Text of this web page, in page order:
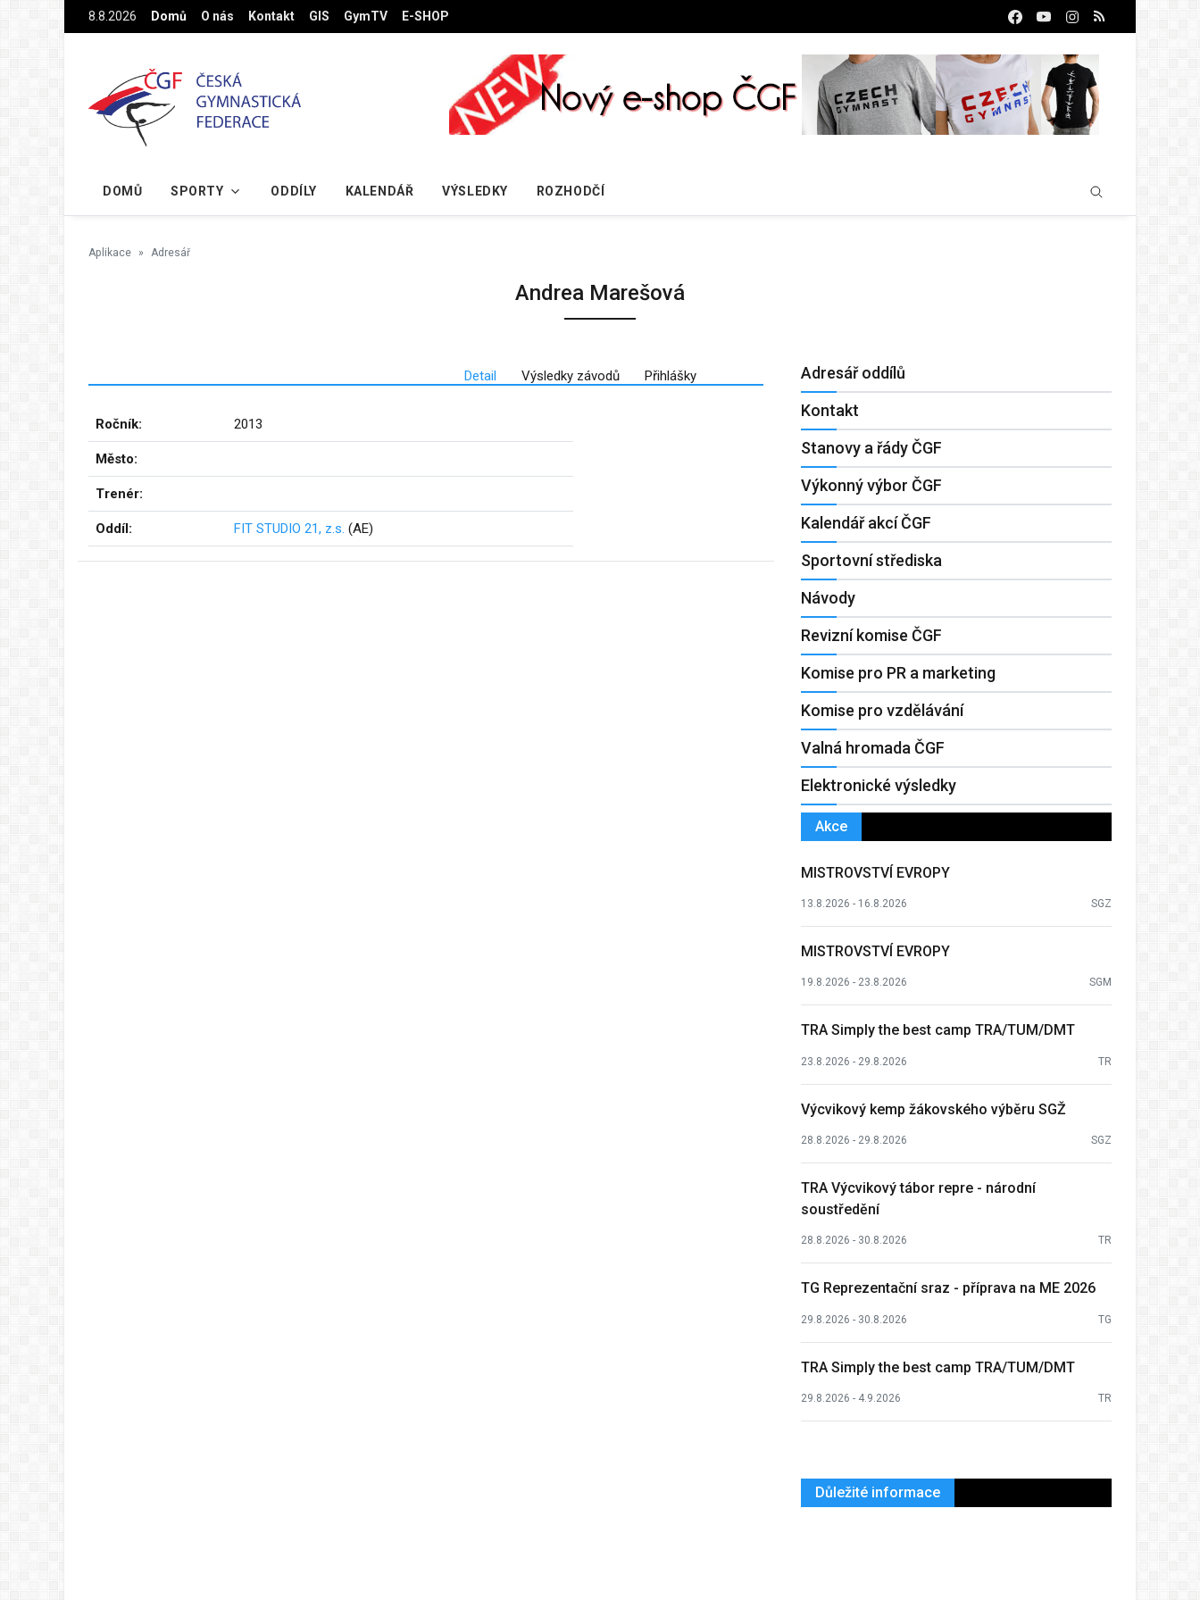
Na hlavní obsah8.8.2026 Domů O nás Kontakt GIS GymTV E-SHOP
DOMŮ SPORTY ODDÍLY KALENDÁŘ VÝSLEDKY ROZHODČÍ
Aplikace Adresář
Andrea Marešová
Detail Výsledky závodů Přihlášky
Ročník: 2013
Město:
Trenér:
Oddíl: FIT STUDIO 21, z.s. (AE)
Adresář oddílů
Kontakt
Stanovy a řády ČGF
Výkonný výbor ČGF
Kalendář akcí ČGF
Sportovní střediska
Návody
Revizní komise ČGF
Komise pro PR a marketing
Komise pro vzdělávání
Valná hromada ČGF
Elektronické výsledky
Akce
MISTROVSTVÍ EVROPY
13.8.2026 - 16.8.2026 SGZ
MISTROVSTVÍ EVROPY
19.8.2026 - 23.8.2026 SGM
TRA Simply the best camp TRA/TUM/DMT
23.8.2026 - 29.8.2026 TR
Výcvikový kemp žákovského výběru SGŽ
28.8.2026 - 29.8.2026 SGZ
TRA Výcvikový tábor repre - národní
soustředění
28.8.2026 - 30.8.2026 TR
TG Reprezentační sraz - příprava na ME 2026
29.8.2026 - 30.8.2026 TG
TRA Simply the best camp TRA/TUM/DMT
29.8.2026 - 4.9.2026 TR
Důležité informace